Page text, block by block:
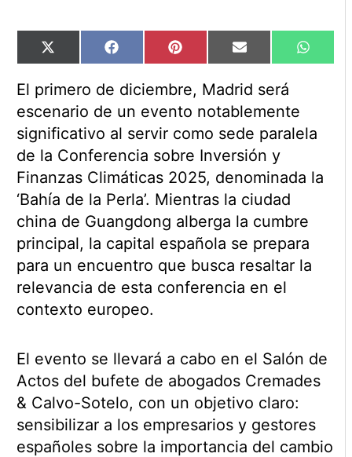
Compartir
en
X
(Twitter)
Compartir
en
Facebook Compartir
en
Pinterest Compartir
en
Email
en
El primero de diciembre, Madrid será
escenario de un evento notablemente
significativo al servir como sede paralela
de la Conferencia sobre Inversión y
Finanzas Climáticas 2025, denominada la
‘Bahía de la Perla’. Mientras la ciudad
china de Guangdong alberga la cumbre
principal, la capital española se prepara
para un encuentro que busca resaltar la
relevancia de esta conferencia en el
contexto europeo.
El evento se llevará a cabo en el Salón de
Actos del bufete de abogados Cremades
& Calvo-Sotelo, con un objetivo claro:
sensibilizar a los empresarios y gestores
españoles sobre la importancia del cambio